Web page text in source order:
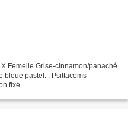
Femelle Grise-cinnamon/panaché
bleue pastel. . Psittacoms
fixé.